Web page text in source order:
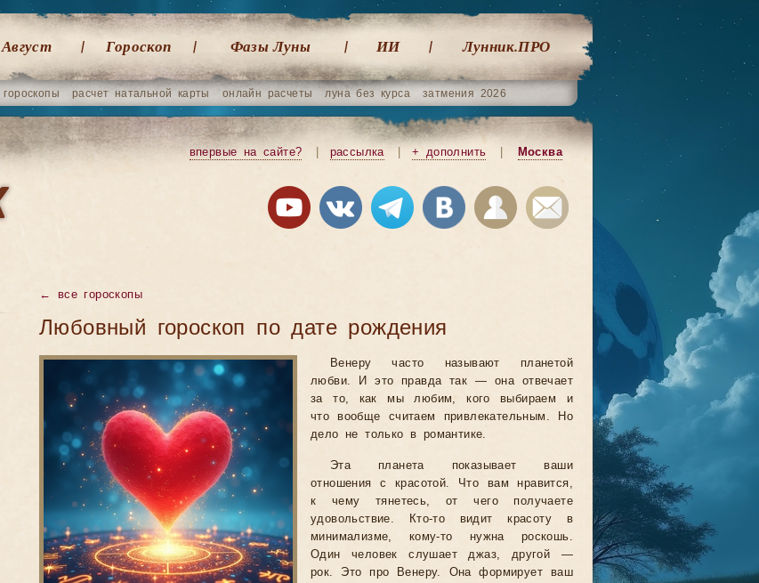
Август Гороскоп Фазы Луны ИИ Лунник.ПРО
гороскопы расчет натальной карты онлайн расчеты луна без курса затмения 2026
впервые на сайте? рассылка + дополнить Москва
← все гороскопы
Любовный гороскоп по дате рождения
Венеру часто называют планетой
любви. И это правда так — она отвечает
за то, как мы любим, кого выбираем и
что вообще считаем привлекательным. Но
дело не только в романтике.
Эта планета показывает ваши
отношения с красотой. Что вам нравится,
к чему тянетесь, от чего получаете
удовольствие. Кто-то видит красоту в
минимализме, кому-то нужна роскошь.
Один человек слушает джаз, другой —
рок. Это про Венеру. Она формирует ваш